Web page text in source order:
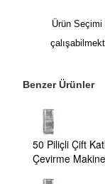
Ürün Seçimi
Benzer Ürünler
50 Piliçli Çift
Çevirme